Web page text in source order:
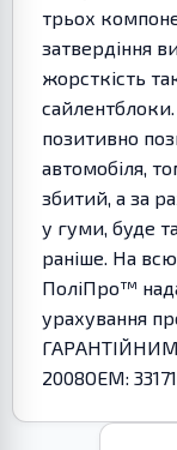
трьох
затвердіння
жорсткість
позитивно
автомобіля,
збитий, а за
у гуми, буде
раніше. На
ПоліПро™
урахування
2008OEM: